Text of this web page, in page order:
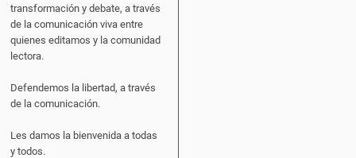
transformación y debate, a través
de la comunicación viva entre
quienes editamos y la comunidad
lectora.
Defendemos la libertad, a través
de la comunicación.
Les damos la bienvenida a todas
y todos.